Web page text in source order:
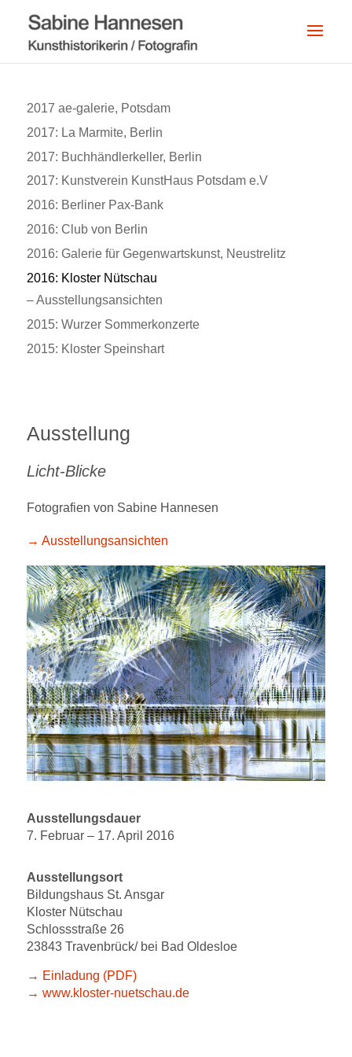
2017 ae-galerie, Potsdam
2017: La Marmite, Berlin
2017: Buchhändlerkeller, Berlin
2017: Kunstverein KunstHaus Potsdam e.V
2016: Berliner Pax-Bank
2016: Club von Berlin
2016: Galerie für Gegenwartskunst, Neustrelitz
2016: Kloster Nütschau
– Ausstellungsansichten
2015: Wurzer Sommerkonzerte
2015: Kloster Speinshart
Ausstellung
Licht-Blicke
Fotografien von Sabine Hannesen
→ Ausstellungsansichten
Ausstellungsdauer
7. Februar – 17. April 2016
Ausstellungsort
Bildungshaus St. Ansgar
Kloster Nütschau
Schlossstraße 26
23843 Travenbrück/ bei Bad Oldesloe
→ Einladung (PDF)
→ www.kloster-nuetschau.de